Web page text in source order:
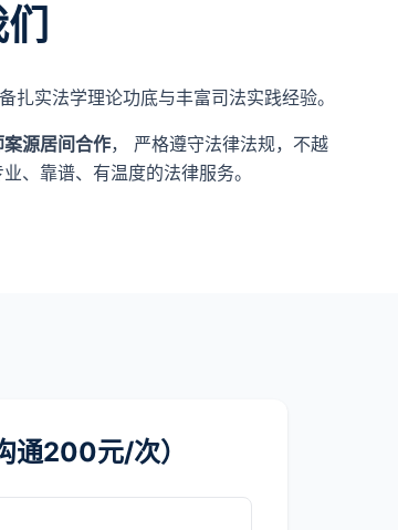
扎实法学理论功底与丰富司法实践经验。
源居间合作， 严格遵守法律法规，不越
、靠谱、有温度的法律服务。
通200元/次）